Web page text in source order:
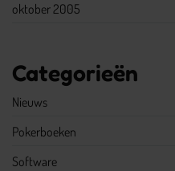
oktober 2005
Categorieën
Nieuws
Pokerboeken
Software